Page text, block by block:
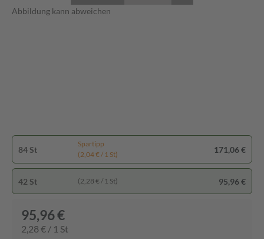
Abbildung kann abweichen
84 St
Spartipp
(2,04 € / 1 St)
171,06 €
42 St (2,28 € / 1 St) 95,96 €
95,96 €
2,28 € / 1 St